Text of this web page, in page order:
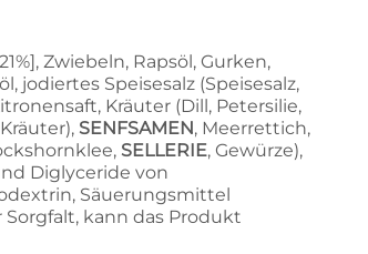
Zwiebeln, Rapsöl, Gurken,
jodiertes Speisesalz (Speisesalz,
Kräuter (Dill, Petersilie,
SENFSAMEN, Meerrettich,
SELLERIE, Gewürze),
Diglyceride von
Säuerungsmittel
Sorgfalt, kann das Produkt